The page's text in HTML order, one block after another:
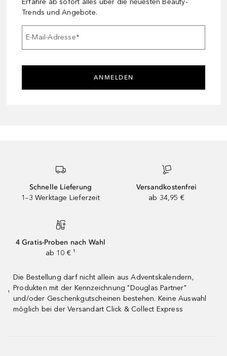
Erfahre ab sofort alles über die neuesten Beauty-
Trends und Angebote.
E-Mail-Adresse*
ANMELDEN
Schnelle Lieferung
1–3 Werktage Lieferzeit
Versandkostenfrei
ab 34,95 €
4 Gratis-Proben nach Wahl
ab 10 € ¹
¹
Die Bestellung darf nicht allein aus Adventskalendern,
Produkten mit der Kennzeichnung "Douglas Partner"
und/oder Geschenkgutscheinen bestehen. Keine Auswahl
möglich bei der Versandart Click & Collect Express